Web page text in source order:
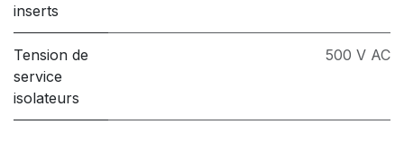
inserts
Tension de
service
isolateurs
500 V AC